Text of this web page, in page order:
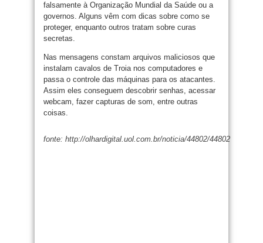
falsamente à Organização Mundial da Saúde ou a
governos. Alguns vêm com dicas sobre como se
proteger, enquanto outros tratam sobre curas
secretas.
Nas mensagens constam arquivos maliciosos que
instalam cavalos de Troia nos computadores e
passa o controle das máquinas para os atacantes.
Assim eles conseguem descobrir senhas, acessar
webcam, fazer capturas de som, entre outras
coisas.
fonte: http://olhardigital.uol.com.br/noticia/44802/44802